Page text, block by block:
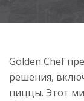
Golden Chef
решения,
пиццы. Этот